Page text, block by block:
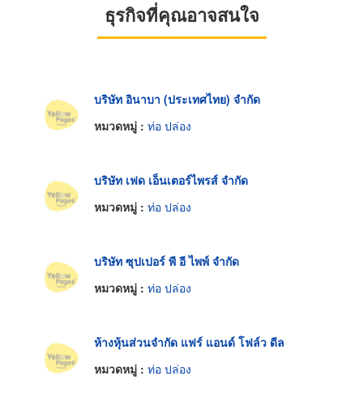
ธุรกิจที่คุณอาจสนใจ
บริษัท อินาบา (ประเทศไทย) จำกัด
หมวดหมู่ : ท่อ ปล่อง
บริษัท เฟด เอ็นเตอร์ไพรส์ จำกัด
หมวดหมู่ : ท่อ ปล่อง
บริษัท ซุปเปอร์ พี อี ไพพ์ จำกัด
หมวดหมู่ : ท่อ ปล่อง
ห้างหุ้นส่วนจำกัด แฟร์ แอนด์ โฟล์ว ดีล
หมวดหมู่ : ท่อ ปล่อง